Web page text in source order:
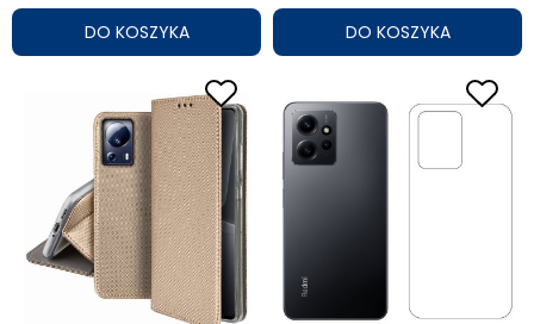
DO KOSZYKA DO KOSZYKA